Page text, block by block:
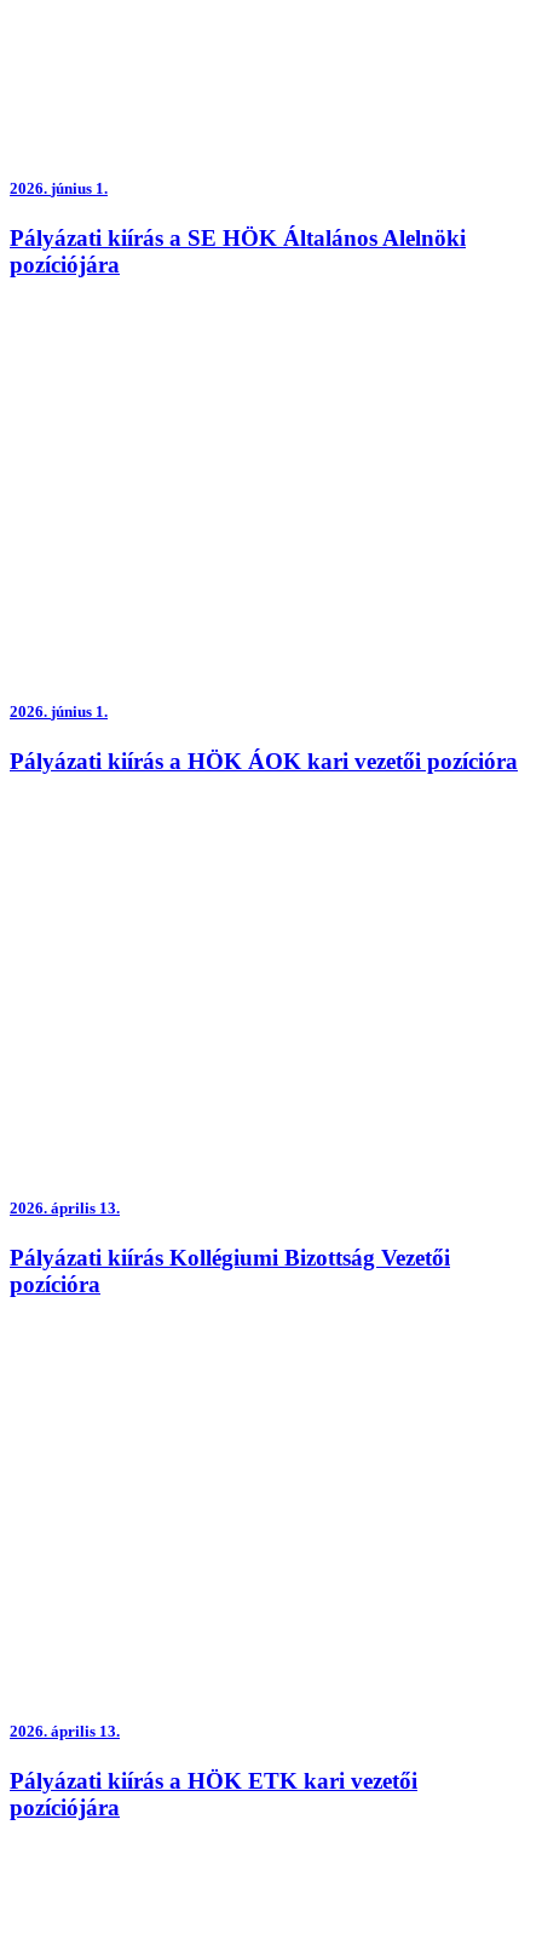
2026. június 1.
Pályázati kiírás a SE HÖK Általános Alelnöki
pozíciójára
2026. június 1.
Pályázati kiírás a HÖK ÁOK kari vezetői pozícióra
2026. április 13.
Pályázati kiírás Kollégiumi Bizottság Vezetői
pozícióra
2026. április 13.
Pályázati kiírás a HÖK ETK kari vezetői
pozíciójára